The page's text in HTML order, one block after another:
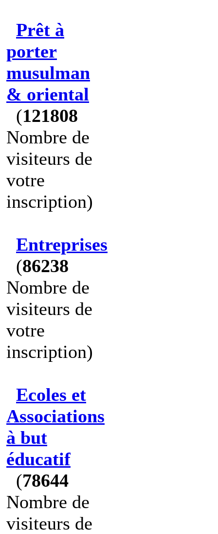
Prêt à
porter
musulman
& oriental
(121808
Nombre de
visiteurs de
votre
inscription)
Entreprises
(86238
Nombre de
visiteurs de
votre
inscription)
Ecoles et
Associations
à but
éducatif
(78644
Nombre de
visiteurs de